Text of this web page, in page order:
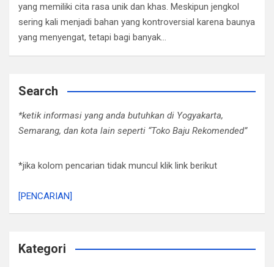
yang memiliki cita rasa unik dan khas. Meskipun jengkol
sering kali menjadi bahan yang kontroversial karena baunya
yang menyengat, tetapi bagi banyak…
Search
*ketik informasi yang anda butuhkan di Yogyakarta,
Semarang, dan kota lain seperti “Toko Baju Rekomended”
*jika kolom pencarian tidak muncul klik link berikut
[PENCARIAN]
Kategori